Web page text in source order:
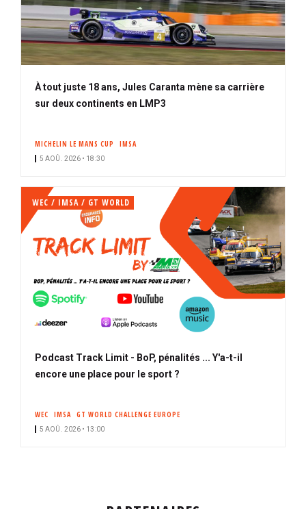
À tout juste 18 ans, Jules Caranta mène sa carrière
sur deux continents en LMP3
MICHELIN LE MANS CUP IMSA
5 AOÛ. 2026 • 18:30
WEC / IMSA / GT WORLD
Podcast Track Limit - BoP, pénalités ... Y'a-t-il
encore une place pour le sport ?
WEC IMSA GT WORLD CHALLENGE EUROPE
5 AOÛ. 2026 • 13:00